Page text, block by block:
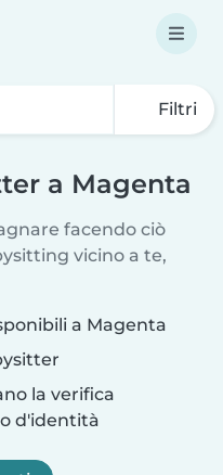
Filtri
a Magenta
facendo ciò
vicino a te,
a Magenta
la verifica
d'identità